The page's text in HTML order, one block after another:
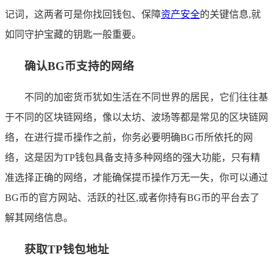
记词，这两者可是你找回钱包、保障资产安全的关键信息,就
如同守护宝藏的钥匙一般重要。
确认BG币支持的网络
不同的加密货币犹如生活在不同世界的居民，它们往往基
于不同的区块链网络，像以太坊、波场等都是常见的区块链网
络，在进行提币操作之前，你务必要明确BG币所依托的网
络，这是因为TP钱包具备支持多种网络的强大功能，只有精
准选择正确的网络，才能确保提币操作万无一失，你可以通过
BG币的官方网站、活跃的社区,或者你持有BG币的平台去了
解其网络信息。
获取TP钱包地址